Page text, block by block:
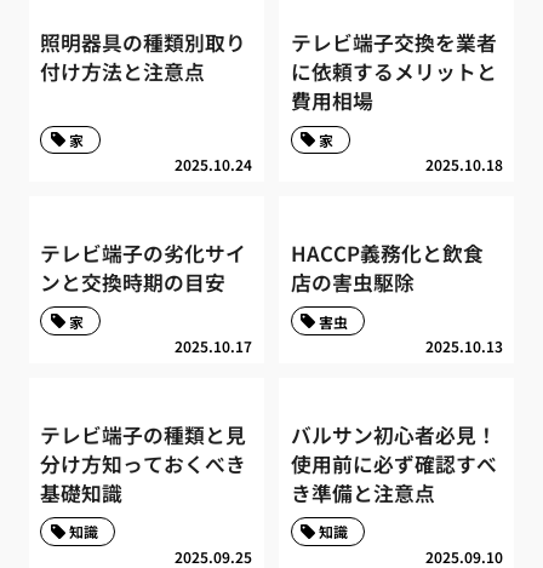
照明器具の種類別取り
付け方法と注意点
2025.10.24
家
テレビ端子交換を業者
に依頼するメリットと
費用相場
2025.10.18
家
テレビ端子の劣化サイ
ンと交換時期の目安
2025.10.17
家
HACCP義務化と飲食
店の害虫駆除
2025.10.13
害虫
テレビ端子の種類と見
分け方知っておくべき
基礎知識
2025.09.25
知識
バルサン初心者必見！
使用前に必ず確認すべ
き準備と注意点
2025.09.10
知識